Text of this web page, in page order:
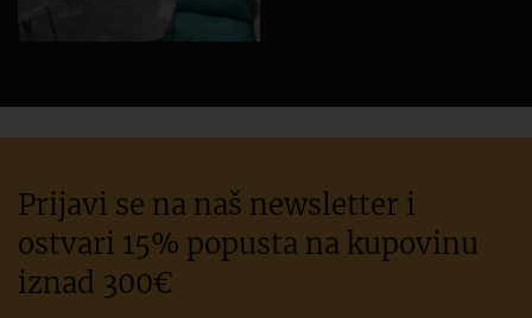
Prijavi se na naš newsletter i
ostvari 15% popusta na kupovinu
iznad 300€